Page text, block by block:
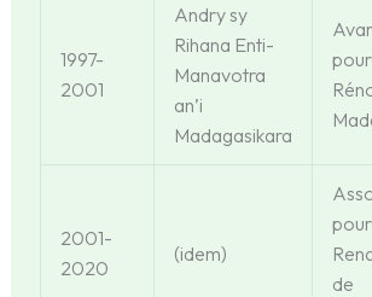
1997-
2001
Andry sy
Rihana Enti-
Manavotra
an’i
Madagasikara
2001-
2020
(idem)
de